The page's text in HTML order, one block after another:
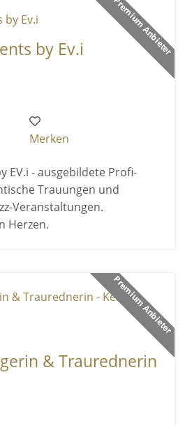
Premium Anbieter
by Ev.i
Merken
EV.i - ausgebildete Profi-
Trauungen und
Veranstaltungen.
Herzen.
Premium Anbieter
& Traurednerin